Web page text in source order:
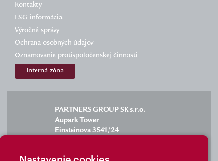
Kontakty
ESG informácia
Výročné správy
Ochrana osobných údajov
Oznamovanie protispoločenskej činnosti
Interná zóna
PARTNERS GROUP SK s.r.o.
Aupark Tower
Einsteinova 3541/24